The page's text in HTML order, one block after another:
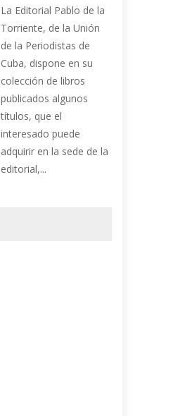
La Editorial Pablo de la
Torriente, de la Unión
de la Periodistas de
Cuba, dispone en su
colección de libros
publicados algunos
títulos, que el
interesado puede
adquirir en la sede de la
editorial,...